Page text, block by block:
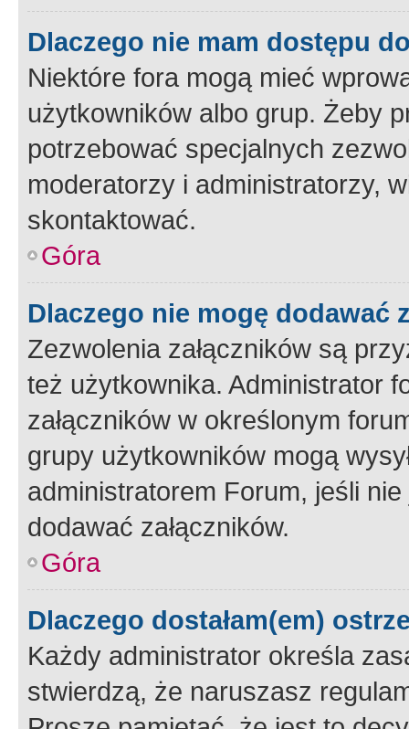
Dlaczego nie mam dostępu
Niektóre fora mogą mieć
użytkowników albo grup. Żeby
potrzebować specjalnych
moderatorzy i administratorzy,
skontaktować.
Góra
Dlaczego nie mogę dodawać
Zezwolenia załączników są
też użytkownika. Administrator
załączników w określonym
grupy użytkowników mogą
administratorem Forum, jeśli
dodawać załączników.
Góra
Dlaczego dostałam(em)
Każdy administrator określa
stwierdzą, że naruszasz